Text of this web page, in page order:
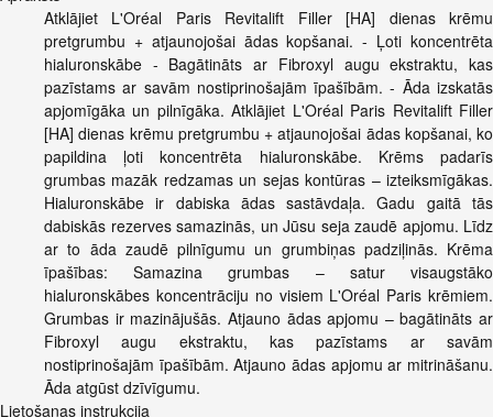
Atklājiet L'Oréal Paris Revitalift Filler [HA] dienas krēmu
pretgrumbu + atjaunojošai ādas kopšanai. - Ļoti koncentrēta
hialuronskābe - Bagātināts ar Fibroxyl augu ekstraktu, kas
pazīstams ar savām nostiprinošajām īpašībām. - Āda izskatās
apjomīgāka un pilnīgāka. Atklājiet L'Oréal Paris Revitalift Filler
[HA] dienas krēmu pretgrumbu + atjaunojošai ādas kopšanai, ko
papildina ļoti koncentrēta hialuronskābe. Krēms padarīs
grumbas mazāk redzamas un sejas kontūras – izteiksmīgākas.
Hialuronskābe ir dabiska ādas sastāvdaļa. Gadu gaitā tās
dabiskās rezerves samazinās, un Jūsu seja zaudē apjomu. Līdz
ar to āda zaudē pilnīgumu un grumbiņas padziļinās. Krēma
īpašības: Samazina grumbas – satur visaugstāko
hialuronskābes koncentrāciju no visiem L'Oréal Paris krēmiem.
Grumbas ir mazinājušās. Atjauno ādas apjomu – bagātināts ar
Fibroxyl augu ekstraktu, kas pazīstams ar savām
nostiprinošajām īpašībām. Atjauno ādas apjomu ar mitrināšanu.
Āda atgūst dzīvīgumu.
Lietošanas instrukcija